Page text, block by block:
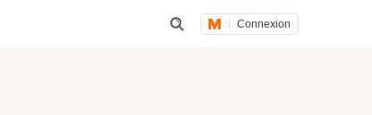
Connexion